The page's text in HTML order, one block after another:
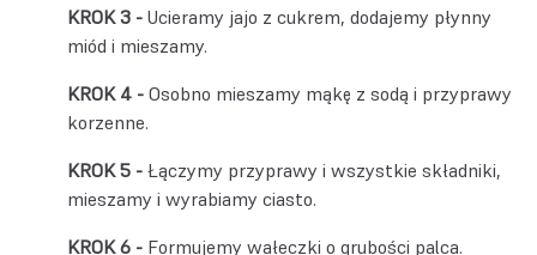
Ucieramy jajo z cukrem, dodajemy płynny
miód i mieszamy.
Osobno mieszamy mąkę z sodą i przyprawy
korzenne.
Łączymy przyprawy i wszystkie składniki,
mieszamy i wyrabiamy ciasto.
Formujemy wałeczki o grubości palca.